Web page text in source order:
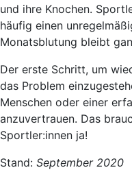
und ihre Knochen.
häufig einen
Monatsblutung bleibt
Der erste Schritt, um
das Problem
Menschen oder einer
anzuvertrauen. Das
Sportler:innen ja!
Stand: September 2020